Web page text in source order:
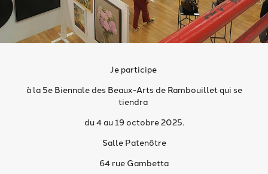
Je participe
à la 5e Biennale des Beaux-Arts de Rambouillet qui se
tiendra
du 4 au 19 octobre 2025.
Salle Patenôtre
64 rue Gambetta